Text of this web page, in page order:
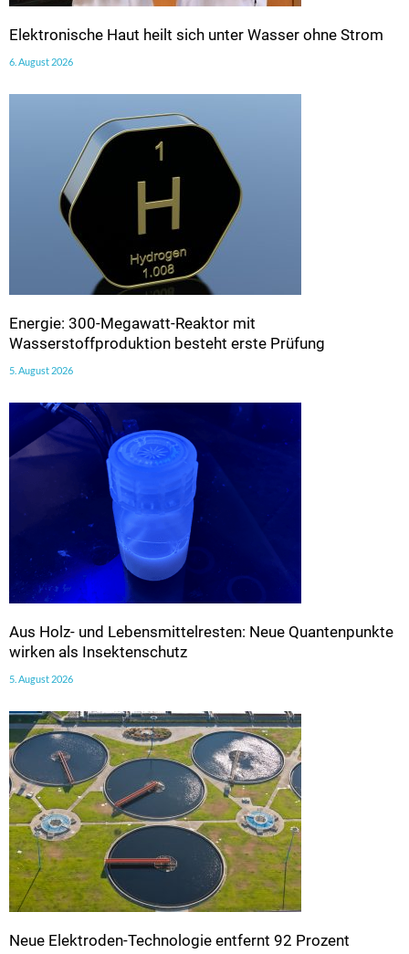
Elektronische Haut heilt sich unter Wasser ohne Strom
6. August 2026
Energie: 300-Megawatt-Reaktor mit
Wasserstoffproduktion besteht erste Prüfung
5. August 2026
Aus Holz- und Lebensmittelresten: Neue Quantenpunkte
wirken als Insektenschutz
5. August 2026
Neue Elektroden-Technologie entfernt 92 Prozent